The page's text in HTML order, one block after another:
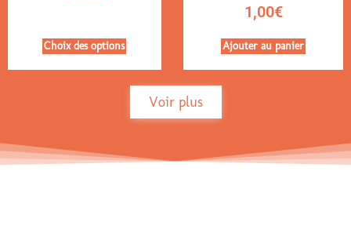
Choix des options
1,00€
Ajouter au panier
Voir plus